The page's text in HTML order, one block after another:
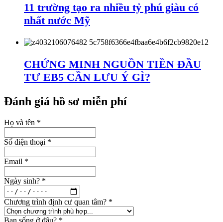
11 trường tạo ra nhiều tỷ phú giàu có
nhất nước Mỹ
CHỨNG MINH NGUỒN TIỀN ĐẦU
TƯ EB5 CẦN LƯU Ý GÌ?
Đánh giá hồ sơ miễn phí
Họ và tên *
Số điện thoại *
Email *
Ngày sinh? *
Chương trình định cư quan tâm? *
Bạn sống ở đâu? *